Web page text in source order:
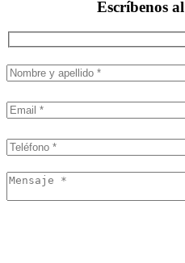
Escríbenos al